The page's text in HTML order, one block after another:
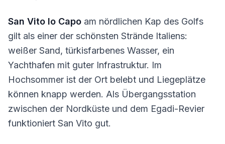
San Vito lo Capo am nördlichen Kap des Golfs
gilt als einer der schönsten Strände Italiens:
weißer Sand, türkisfarbenes Wasser, ein
Yachthafen mit guter Infrastruktur. Im
Hochsommer ist der Ort belebt und Liegeplätze
können knapp werden. Als Übergangsstation
zwischen der Nordküste und dem Egadi-Revier
funktioniert San Vito gut.